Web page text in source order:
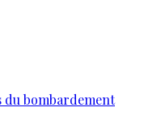
du bombardement